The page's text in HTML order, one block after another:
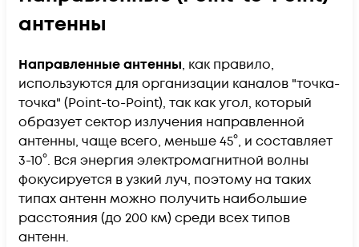
антенны
Направленные антенны, как правило,
используются для организации каналов "точка-
точка" (Point-to-Point), так как угол, который
образует сектор излучения направленной
антенны, чаще всего, меньше 45°, и составляет
3-10°. Вся энергия электромагнитной волны
фокусируется в узкий луч, поэтому на таких
типах антенн можно получить наибольшие
расстояния (до 200 км) среди всех типов
антенн.